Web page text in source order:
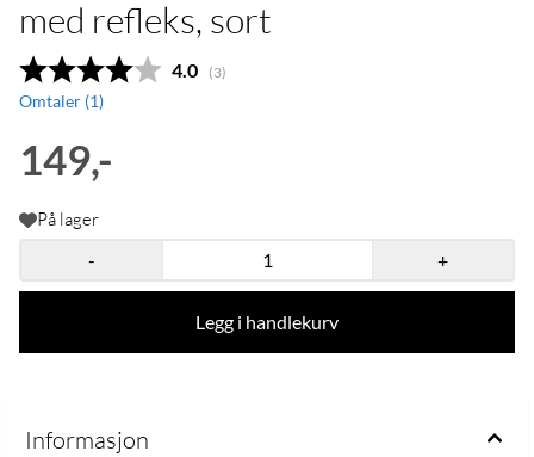
med refleks, sort
Gjennomsnittskarakter:
4.0 (stemmer:
3)
Omtaler (1)
149,-
På lager
-
+
Legg i handlekurv
Informasjon